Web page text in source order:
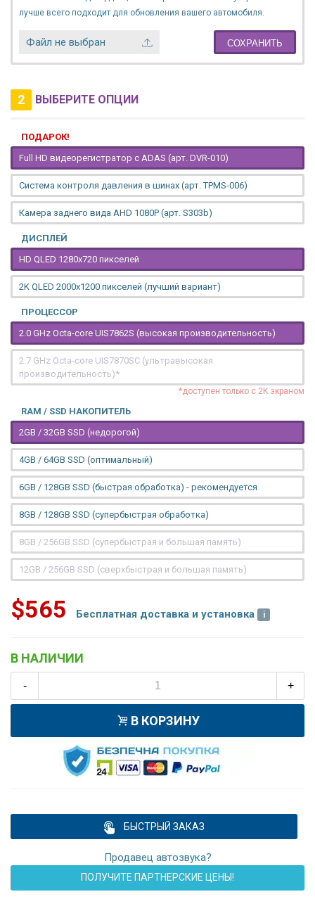
лучше всего подходит для обновления вашего автомобиля.
Файл не выбран СОХРАНИТЬ
2 ВЫБЕРИТЕ ОПЦИИ
ПОДАРОК!
Full HD видеорегистратор с ADAS (арт. DVR-010)
Система контроля давления в шинах (арт. TPMS-006)
Камера заднего вида AHD 1080P (арт. S303b)
ДИСПЛЕЙ
HD QLED 1280x720 пикселей
2K QLED 2000х1200 пикселей (лучший вариант)
ПРОЦЕССОР
2.0 GHz Octa-core UIS7862S (высокая производительность)
2.7 GHz Octa-core UIS7870SC (ультравысокая
производительность)*
*доступен только с 2K экраном
RAM / SSD НАКОПИТЕЛЬ
2GB / 32GB SSD (недорогой)
4GB / 64GB SSD (оптимальный)
6GB / 128GB SSD (быстрая обработка) - рекомендуется
8GB / 128GB SSD (супербыстрая обработка)
8GB / 256GB SSD (супербыстрая и большая память)
12GB / 256GB SSD (сверхбыстрая и большая память)
$565 Бесплатная доставка и установка
В НАЛИЧИИ
- +
В КОРЗИНУ
БЫСТРЫЙ ЗАКАЗ
Продавец автозвука?
ПОЛУЧИТЕ ПАРТНЕРСКИЕ ЦЕНЫ!